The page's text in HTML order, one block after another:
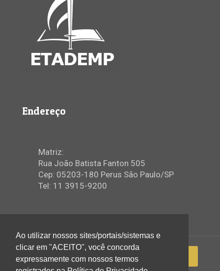
Endereço
Matriz:
Rua João Batista Fanton 505
Cep: 05203-180 Perus São Paulo/SP
Tel: 11 3915-9200
Ao utilizar nossos sites/portais/sistemas e
clicar em "ACEITO", você concorda
expressamente com nossos termos